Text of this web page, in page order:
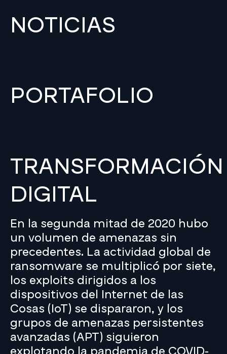
NOTICIAS
PORTAFOLIO
TRANSFORMACIÓN
DIGITAL
En la segunda mitad de 2020 hubo
un volumen de amenazas sin
precedentes. La actividad global de
ransomware se multiplicó por siete,
los exploits dirigidos a los
dispositivos del Internet de las
Cosas (IoT) se dispararon, y los
grupos de amenazas persistentes
avanzadas (APT) siguieron